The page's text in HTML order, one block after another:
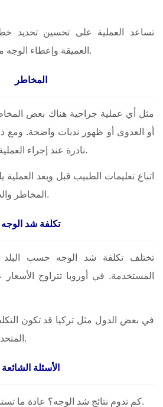
تساعد العملية على تحسين تحديد خط
العميقة وإعطاء الوجه مظهرًا أكثر شبابًا وانتعاشًا.
المخاطر
مثل أي عملية جراحية هناك بعض
أو العدوى أو ظهور ندبات واضحة. ومع
نادرة عند إجراء العملية بواسطة جراح متخصص.
اتباع تعليمات الطبيب قبل وبعد
المخاطر والحصول على أفضل النتائج.
تكلفة شد الوجه
تختلف تكلفة شد الوجه حسب البلد
في بعض الدول مثل تركيا قد تكون
المتحدة قد تتجاوز 20000 دولار.
الأسئلة الشائعة
كم تدوم نتائج شد الوجه؟ عادة ما تستمر النتائج بين 8 و12 سنة.